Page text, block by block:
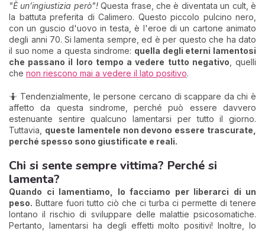
"È un’ingiustizia però"!Questa frase, che è diventata un cult, è
la battuta preferita di Calimero. Questo piccolo pulcino nero,
con un guscio d'uovo in testa, è l'eroe di un cartone animato
degli anni 70. Si lamenta sempre, ed è per questo che ha dato
il suo nome a questa sindrome: quella degli eterni lamentosi
che passano il loro tempo a vedere tutto negativo , quelli
che non riescono mai a vedere il lato positivo.
🤷 Tendenzialmente, le persone cercano di scappare da chi è
affetto da questa sindrome, perché può essere davvero
estenuante sentire qualcuno lamentarsi per tutto il giorno.
Tuttavia, queste lamentele non devono essere trascurate,
perché spesso sono giustificate e reali.
Chi si sente sempre vittima? Perché si
lamenta?
Quando ci lamentiamo, lo facciamo per liberarci di un
peso. Buttare fuori tutto ciò che ci turba ci permette di tenere
lontano il rischio di sviluppare delle malattie psicosomatiche.
Pertanto, lamentarsi ha degli effetti molto positivi! Inoltre, lo